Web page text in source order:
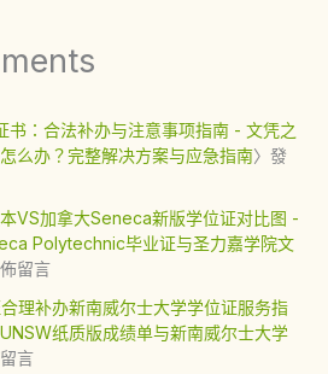
书：合法补办与注意事项指南 - 文凭之
么办？完整解决方案与应急指南〉發
VS加拿大Seneca新版学位证对比图 -
Polytechnic毕业证与圣力嘉学院文
留言
理补办新南威尔士大学学位证服务指
纸质版成绩单与新南威尔士大学
言